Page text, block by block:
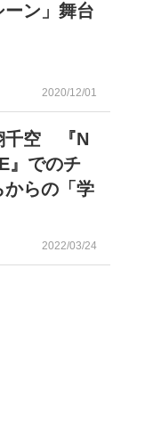
ン」舞台
2020/12/01
千空 『N
』でのチ
からの「学
2022/03/24